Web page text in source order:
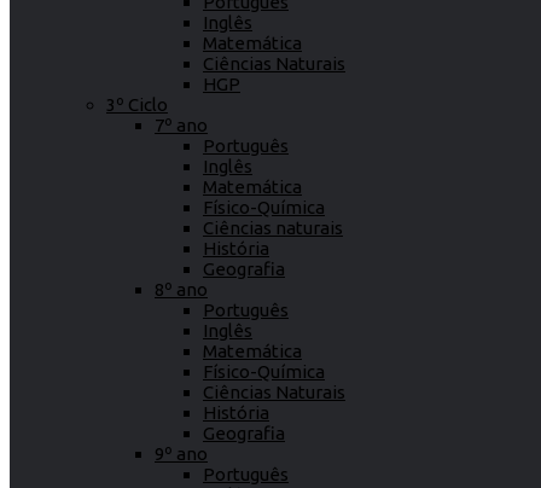
Inglês
Matemática
Ciências Naturais
HGP
3º Ciclo
7º ano
Português
Inglês
Matemática
Físico-Química
Ciências naturais
História
Geografia
8º ano
Português
Inglês
Matemática
Físico-Química
Ciências Naturais
História
Geografia
9º ano
Português